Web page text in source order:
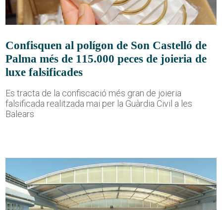
Confisquen al polígon de Son Castelló de
Palma més de 115.000 peces de joieria de
luxe falsificades
Es tracta de la confiscació més gran de joieria
falsificada realitzada mai per la Guàrdia Civil a les
Balears